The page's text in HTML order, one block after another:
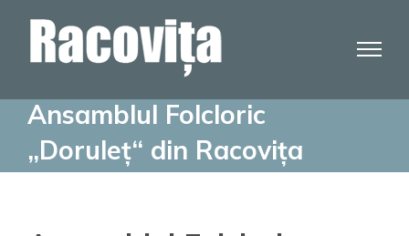
Ansamblul Folcloric
„Doruleț“ din Racovița